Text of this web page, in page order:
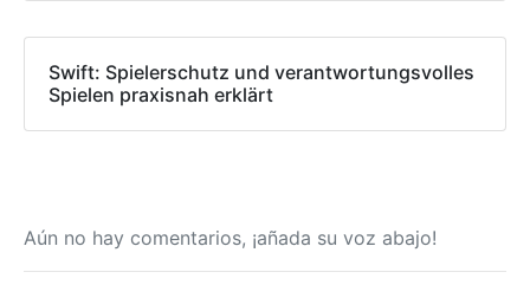
Swift: Spielerschutz und verantwortungsvolles
Spielen praxisnah erklärt
Aún no hay comentarios, ¡añada su voz abajo!